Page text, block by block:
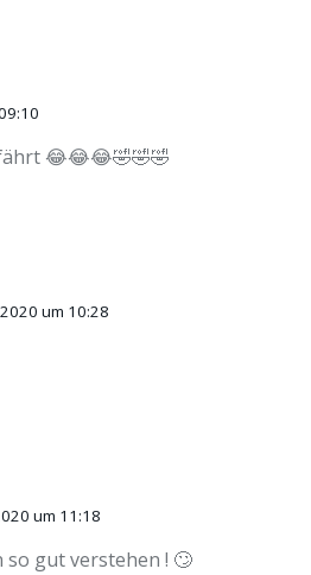
😂😂😂🤣🤣🤣
um 10:28
um 11:18
so gut verstehen ! 🙄